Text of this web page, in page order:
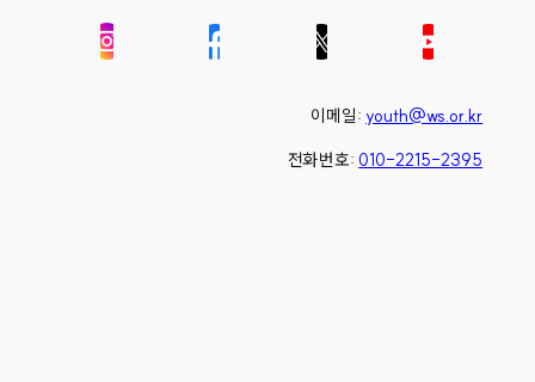
이메일: youth@ws.or.kr
전화번호: 010-2215-2395